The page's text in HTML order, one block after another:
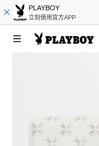
PLAYBOY
立刻使用官方APP